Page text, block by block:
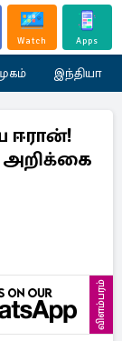
Watch Apps
இந்தியா
ஈரான்!
அறிக்கை
விளம்பரம்